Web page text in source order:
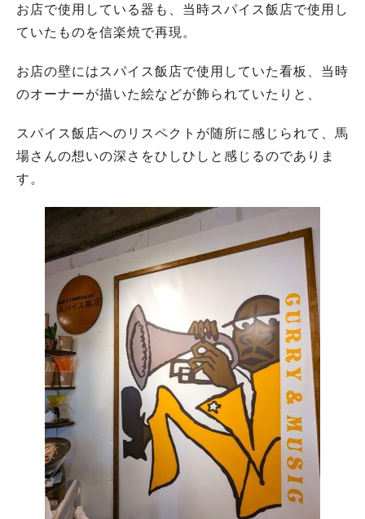
お店で使用している器も、当時スパイス飯店で使用し
ていたものを信楽焼で再現。
お店の壁にはスパイス飯店で使用していた看板、当時
のオーナーが描いた絵などが飾られていたりと、
スパイス飯店へのリスペクトが随所に感じられて、馬
場さんの想いの深さをひしひしと感じるのでありま
す。